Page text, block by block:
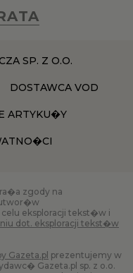
SP. Z O.O.
DOSTAWCA VOD
ARTYKU�Y
zgody na
eksploracji tekst�w i
dot. eksploracji tekst�w
Gazeta.pl prezentujemy w
Gazeta.pl sp. z o.o.